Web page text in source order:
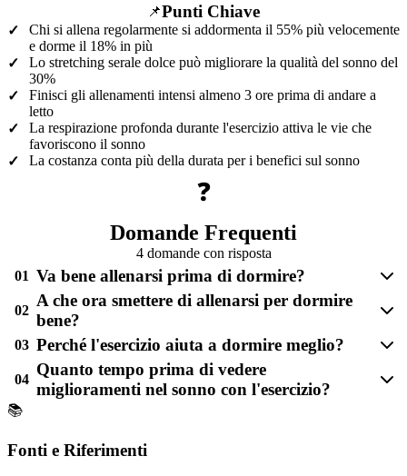
📌Punti Chiave
✓
Chi si allena regolarmente si addormenta il 55% più velocemente
e dorme il 18% in più
✓
Lo stretching serale dolce può migliorare la qualità del sonno del
30%
✓
Finisci gli allenamenti intensi almeno 3 ore prima di andare a
letto
✓
La respirazione profonda durante l'esercizio attiva le vie che
favoriscono il sonno
✓
La costanza conta più della durata per i benefici sul sonno
❓
Domande Frequenti
4 domande con risposta
01 Va bene allenarsi prima di dormire?
02
A che ora smettere di allenarsi per dormire
bene?
03 Perché l'esercizio aiuta a dormire meglio?
04
Quanto tempo prima di vedere
miglioramenti nel sonno con l'esercizio?
📚
Fonti e Riferimenti